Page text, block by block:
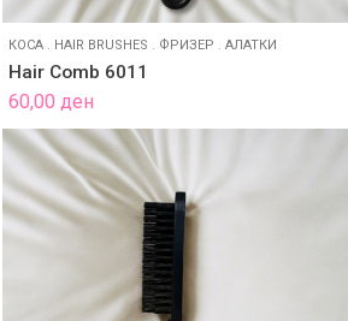
КОСА . HAIR BRUSHES . ФРИЗЕР .АЛАТКИ
Hair Comb 6011
60,00 ден